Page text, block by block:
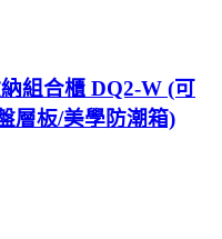
組合櫃 DQ2-W (可
層板/美學防潮箱)